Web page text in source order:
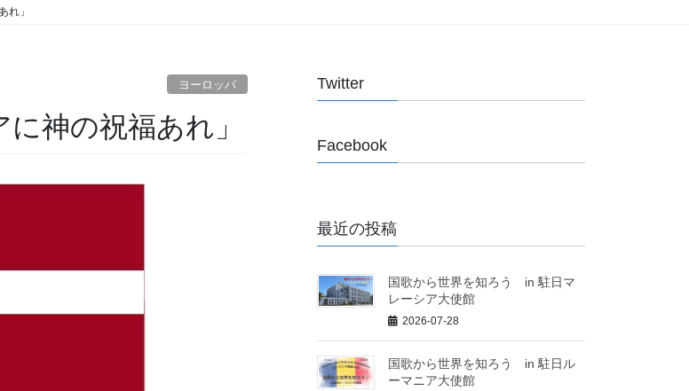
れ」
ヨーロッパ
神の祝福あれ」
Twitter
Facebook
最近の投稿
国歌から世界を知ろう in 駐日マ
レーシア大使館
2026-07-28
国歌から世界を知ろう in 駐日ル
ーマニア大使館